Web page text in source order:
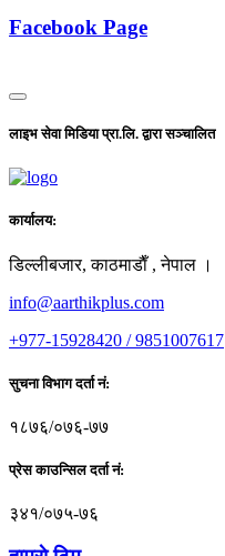
Facebook Page
लाइभ सेवा मिडिया प्रा.लि. द्वारा सञ्चालित
कार्यालय:
डिल्लीबजार, काठमाडाैँ , नेपाल ।
info@aarthikplus.com
+977-15928420 / 9851007617
सुचना विभाग दर्ता नं:
१८७६/०७६-७७
प्रेस काउन्सिल दर्ता नं:
३४१/०७५-७६